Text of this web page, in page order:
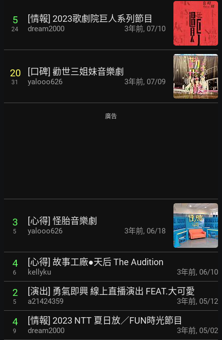
5
24
[情報] 2023歌劇院巨人系列節目
dream2000 3年前, 07/10
20
31
[口碑] 勸世三姐妹音樂劇
yalooo626 3年前, 07/09
廣告
3
5
[心得] 怪胎音樂劇
yalooo626 3年前, 06/18
4
6
[心得] 故事工廠●天后 The Audition
kellyku 3年前, 06/10
2
5
[演出] 勇氣即興 線上直播演出 FEAT.大可愛
a21424359 3年前, 05/12
4
9
[情報] 2023 NTT 夏日放／FUN時光節目
dream2000 3年前, 05/02